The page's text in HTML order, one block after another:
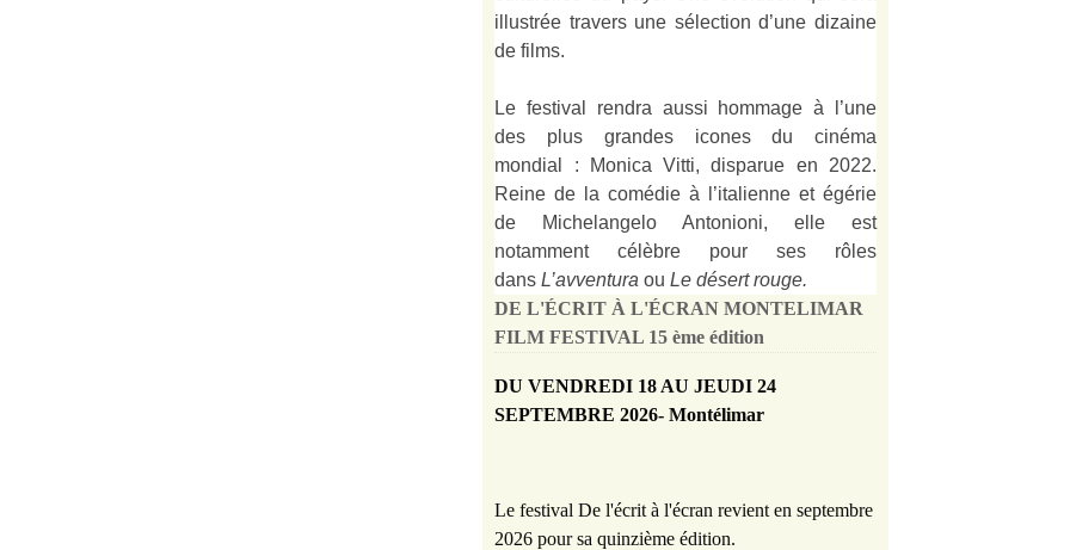
illustrée travers une sélection d’une dizaine
de films.
Le festival rendra aussi hommage à l’une
des plus grandes icones du cinéma
mondial : Monica Vitti, disparue en 2022.
Reine de la comédie à l’italienne et égérie
de Michelangelo Antonioni, elle est
notamment célèbre pour ses rôles
dans L’avventura ou Le désert rouge.
DE L'ÉCRIT À L'ÉCRAN MONTELIMAR
FILM FESTIVAL 15 ème édition
DU VENDREDI 18 AU JEUDI 24
SEPTEMBRE 2026- Montélimar
Le festival De l'écrit à l'écran revient en septembre
2026 pour sa quinzième édition.